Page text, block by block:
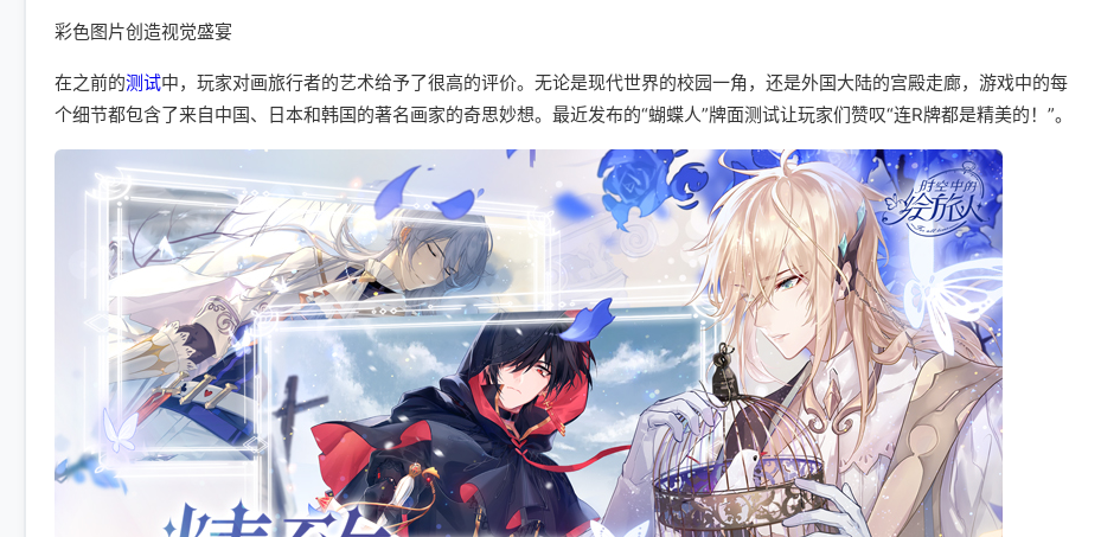
彩色图片创造视觉盛宴
在之前的测试中，玩家对画旅行者的艺术给予了很高的评价。无论是现代世界的校园一角，还是外国大陆的宫殿走廊，游戏中的每
个细节都包含了来自中国、日本和韩国的著名画家的奇思妙想。最近发布的“蝴蝶人”牌面测试让玩家们赞叹“连R牌都是精美的！”。